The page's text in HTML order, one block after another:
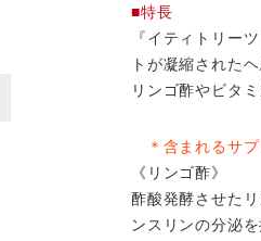
■特長
『イティトリー
トが凝縮された
リンゴ酢やビタ
＊含まれるサプ
《リンゴ酢》
酢酸発酵させた
ンスリンの分泌